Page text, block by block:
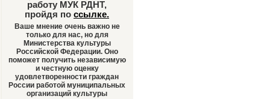
работу МУК РДНТ,
пройдя по ссылке.
Ваше мнение очень важно не
только для нас, но для
Министерства культуры
Российской Федерации. Оно
поможет получить независимую
и честную оценку
удовлетворенности граждан
России работой муниципальных
организаций культуры